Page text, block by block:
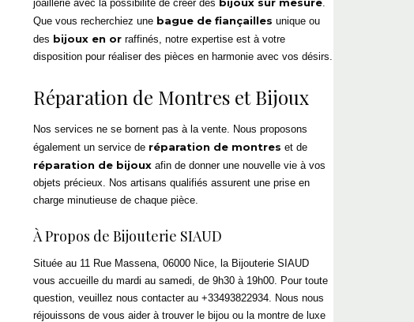
joaillerie avec la possibilité de créer des
Que vous recherchiez une bague de fiançailles unique ou
des bijoux en or raffinés, notre expertise est à votre
disposition pour réaliser des pièces en harmonie avec vos désirs.
Réparation de Montres et Bijoux
Nos services ne se bornent pas à la vente. Nous proposons
également un service de réparation de montres et de
réparation de bijoux afin de donner une nouvelle vie à vos
objets précieux. Nos artisans qualifiés assurent une prise en
charge minutieuse de chaque pièce.
À Propos de Bijouterie SIAUD
Située au 11 Rue Massena, 06000 Nice, la Bijouterie SIAUD
vous accueille du mardi au samedi, de 9h30 à 19h00. Pour toute
question, veuillez nous contacter au +33493822934. Nous nous
réjouissons de vous aider à trouver le bijou ou la montre de luxe